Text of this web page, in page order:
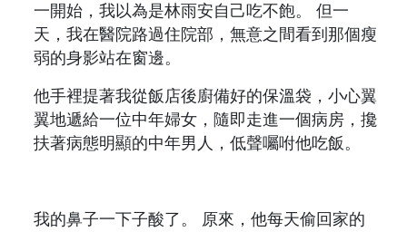
一開始，我以為是林雨安自己吃不飽。 但一
天，我在醫院路過住院部，無意之間看到那個瘦
弱的身影站在窗邊。
他手裡提著我從飯店後廚備好的保溫袋，小心翼
翼地遞給一位中年婦女，隨即走進一個病房，攙
扶著病態明顯的中年男人，低聲囑咐他吃飯。
我的鼻子一下子酸了。 原來，他每天偷回家的